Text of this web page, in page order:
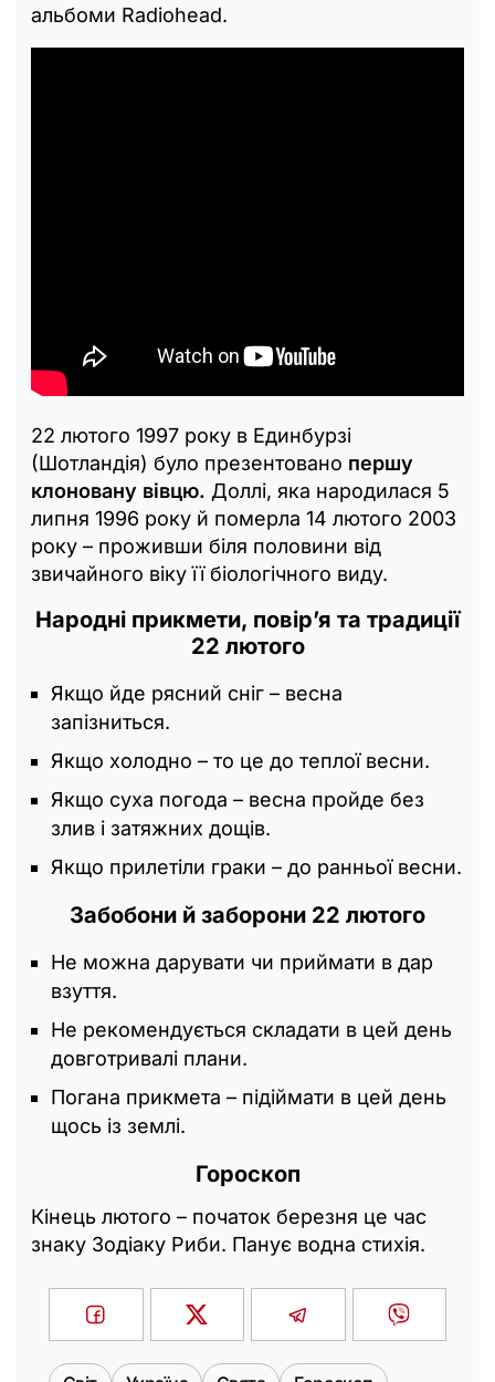
альбоми Radiohead.
22 лютого 1997 року в Единбурзі
(Шотландія) було презентовано першу
клоновану вівцю. Доллі, яка народилася 5
липня 1996 року й померла 14 лютого 2003
року – проживши біля половини від
звичайного віку її біологічного виду.
Народні прикмети, повір’я та традиції
22 лютого
Якщо йде рясний сніг – весна
запізниться.
Якщо холодно – то це до теплої весни.
Якщо суха погода – весна пройде без
злив і затяжних дощів.
Якщо прилетіли граки – до ранньої весни.
Забобони й заборони 22 лютого
Не можна дарувати чи приймати в дар
взуття.
Не рекомендується складати в цей день
довготривалі плани.
Погана прикмета – підіймати в цей день
щось із землі.
Гороскоп
Кінець лютого – початок березня це час
знаку Зодіаку Риби. Панує водна стихія.